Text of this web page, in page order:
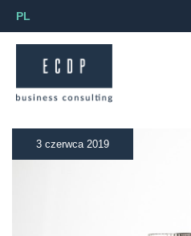
PL
3 czerwca 2019